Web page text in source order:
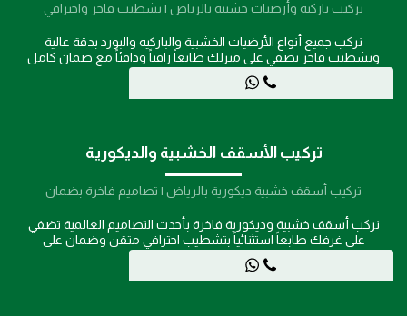
تركيب باركيه وأرضيات خشبية بالرياض | تشطيب فاخر واحترافي
نركب جميع أنواع الأرضيات الخشبية والباركيه والبورد بدقة عالية
وتشطيب فاخر يضفي على منزلك طابعاً راقياً ودافئاً مع ضمان كامل
تركيب الأسقف الخشبية والديكورية
تركيب أسقف خشبية ديكورية بالرياض | تصاميم فاخرة بضمان
نركب أسقف خشبية وديكورية فاخرة بأحدث التصاميم العالمية تضفي
على غرفك طابعاً استثنائياً بتشطيب احترافي متقن وضمان على